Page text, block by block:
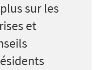
sur les
et